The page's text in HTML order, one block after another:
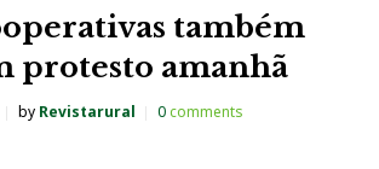
também
protesto amanhã
by Revistarural 0comments